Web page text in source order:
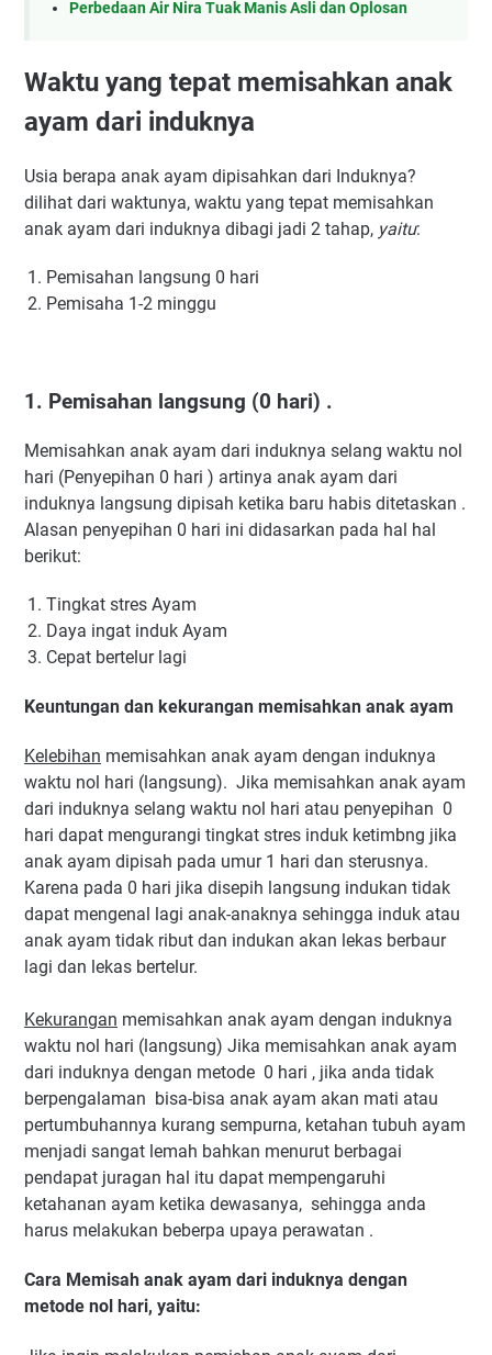
Perbedaan Air Nira Tuak Manis Asli dan Oplosan
Waktu yang tepat memisahkan anak
ayam dari induknya
Usia berapa anak ayam dipisahkan dari Induknya?
dilihat dari waktunya, waktu yang tepat memisahkan
anak ayam dari induknya dibagi jadi 2 tahap, yaitu:
Pemisahan langsung 0 hari
Pemisaha 1-2 minggu
1. Pemisahan langsung (0 hari) .
Memisahkan anak ayam dari induknya selang waktu nol
hari (Penyepihan 0 hari ) artinya anak ayam dari
induknya langsung dipisah ketika baru habis ditetaskan .
Alasan penyepihan 0 hari ini didasarkan pada hal hal
berikut:
Tingkat stres Ayam
Daya ingat induk Ayam
Cepat bertelur lagi
Keuntungan dan kekurangan memisahkan anak ayam
Kelebihan memisahkan anak ayam dengan induknya
waktu nol hari (langsung). Jika memisahkan anak ayam
dari induknya selang waktu nol hari atau penyepihan 0
hari dapat mengurangi tingkat stres induk ketimbng jika
anak ayam dipisah pada umur 1 hari dan sterusnya.
Karena pada 0 hari jika disepih langsung indukan tidak
dapat mengenal lagi anak-anaknya sehingga induk atau
anak ayam tidak ribut dan indukan akan lekas berbaur
lagi dan lekas bertelur.
Kekurangan memisahkan anak ayam dengan induknya
waktu nol hari (langsung) Jika memisahkan anak ayam
dari induknya dengan metode 0 hari , jika anda tidak
berpengalaman bisa-bisa anak ayam akan mati atau
pertumbuhannya kurang sempurna, ketahan tubuh ayam
menjadi sangat lemah bahkan menurut berbagai
pendapat juragan hal itu dapat mempengaruhi
ketahanan ayam ketika dewasanya, sehingga anda
harus melakukan beberpa upaya perawatan .
Cara Memisah anak ayam dari induknya dengan
metode nol hari, yaitu: